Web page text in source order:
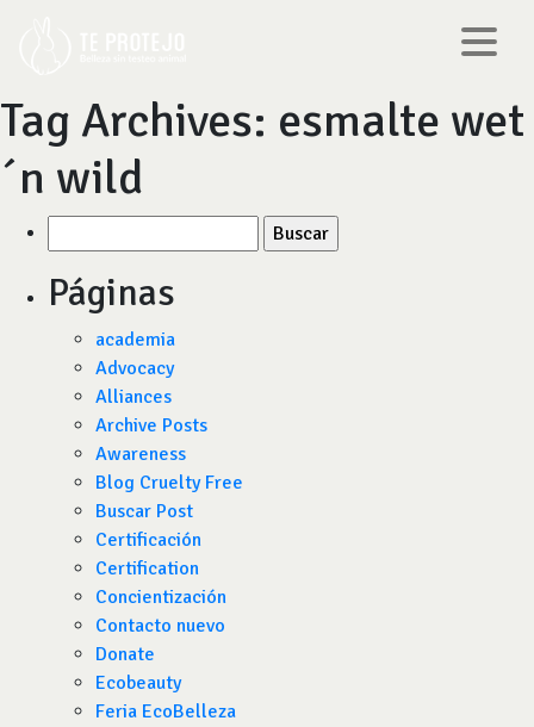
Tag Archives: esmalte wet
´n wild
por:
Páginas
academia
Advocacy
Alliances
Archive Posts
Awareness
Blog Cruelty Free
Buscar Post
Certificación
Certification
Concientización
Contacto nuevo
Donate
Ecobeauty
Feria EcoBelleza